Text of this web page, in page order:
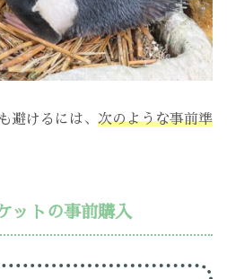
避けるには、 次のような事前準
ットの事前購入